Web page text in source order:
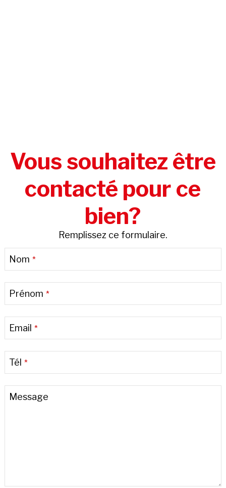
Vous souhaitez être
contacté pour ce
bien?
Remplissez ce formulaire.
Email
Address
Nom *
Prénom *
Email *
Tél *
Message